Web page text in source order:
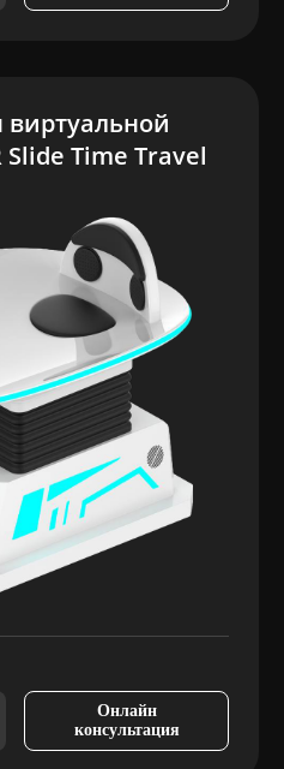
виртуальной
Slide Time Travel
Онлайн
консультация